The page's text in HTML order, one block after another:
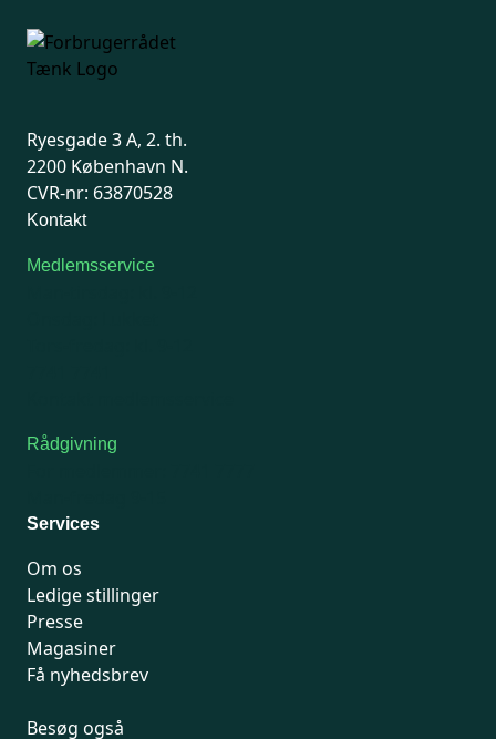
Ryesgade 3 A, 2. th.
2200 København N.
CVR-nr: 63870528
Kontakt
Medlemsservice
Rådgivning
Services
Om os
Ledige stillinger
Presse
Magasiner
Få nyhedsbrev
Besøg også